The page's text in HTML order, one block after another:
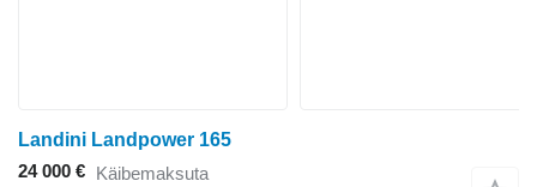
Landini Landpower 165
24 000 € Käibemaksuta